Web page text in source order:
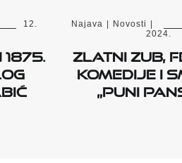
12.
Najava | Novosti |
2024.
Zlatni zub,
komedije i
„Puni